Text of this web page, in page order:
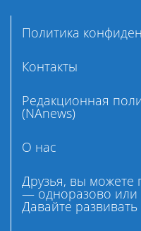
Политика
Контакты
Редакционная
(NAnews)
О нас
Друзья, вы можете
— одноразово или
Давайте